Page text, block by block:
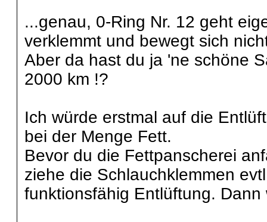
...genau, 0-Ring Nr. 12 geht
verklemmt und bewegt sich
Aber da hast du ja 'ne schöne
2000 km !?
Ich würde erstmal auf die
bei der Menge Fett.
Bevor du die Fettpanscherei
ziehe die Schlauchklemmen
funktionsfähig Entlüftung.